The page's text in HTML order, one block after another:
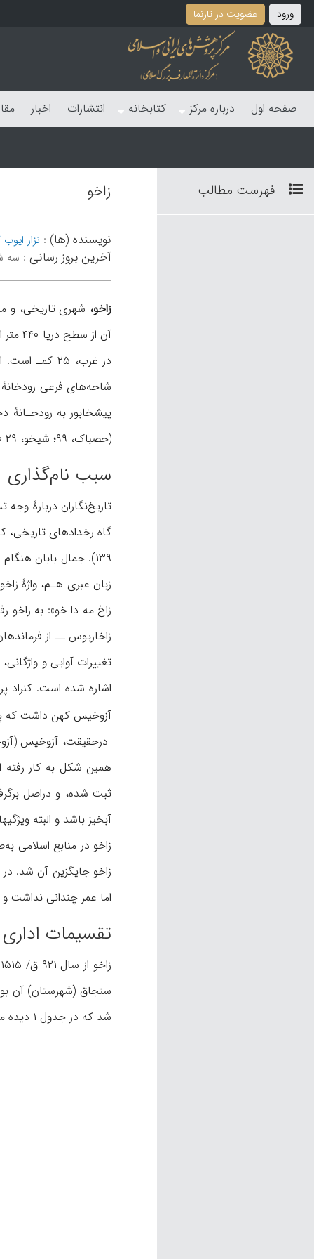
ورود عضویت در تارنما
صفحه اول درباره مرکز کتابخانه انتشارات اخبار
فهرست مطالب زاخو
نویسنده (ها) : نزار
آخرین بروز رسانی : سه شنبه
زاخو،
در غرب، ۲۵
شاخه‌های فرعی
(خصباک، ۹۹؛ شیخو، ۲۹-۳۰).
سبب نام‌گذاری
تاریخ‌نگاران دربارۀ
۱۳۹). جمال بابان
زبان عبری هـم، واژۀ
زاخاریوس ــ از
اشاره شده است. کنراد
آزوخیس کهن داشت که
درحقیقت، آزوخیس
همین شکل به کار رفته
ثبت شده، و دراصل
آبخیز باشد و البته
اما عمر چندانی نداشت و
تقسیمات اداری
سنجاق (شهرستان) آن
شد که در جدول ۱ دیده می‌شود: